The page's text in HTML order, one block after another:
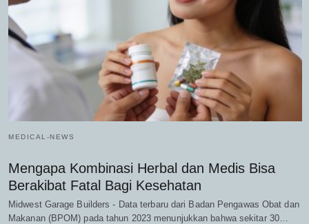
MEDICAL-NEWS
Mengapa Kombinasi Herbal dan Medis Bisa
Berakibat Fatal Bagi Kesehatan
Midwest Garage Builders - Data terbaru dari Badan Pengawas Obat dan
Makanan (BPOM) pada tahun 2023 menunjukkan bahwa sekitar 30…